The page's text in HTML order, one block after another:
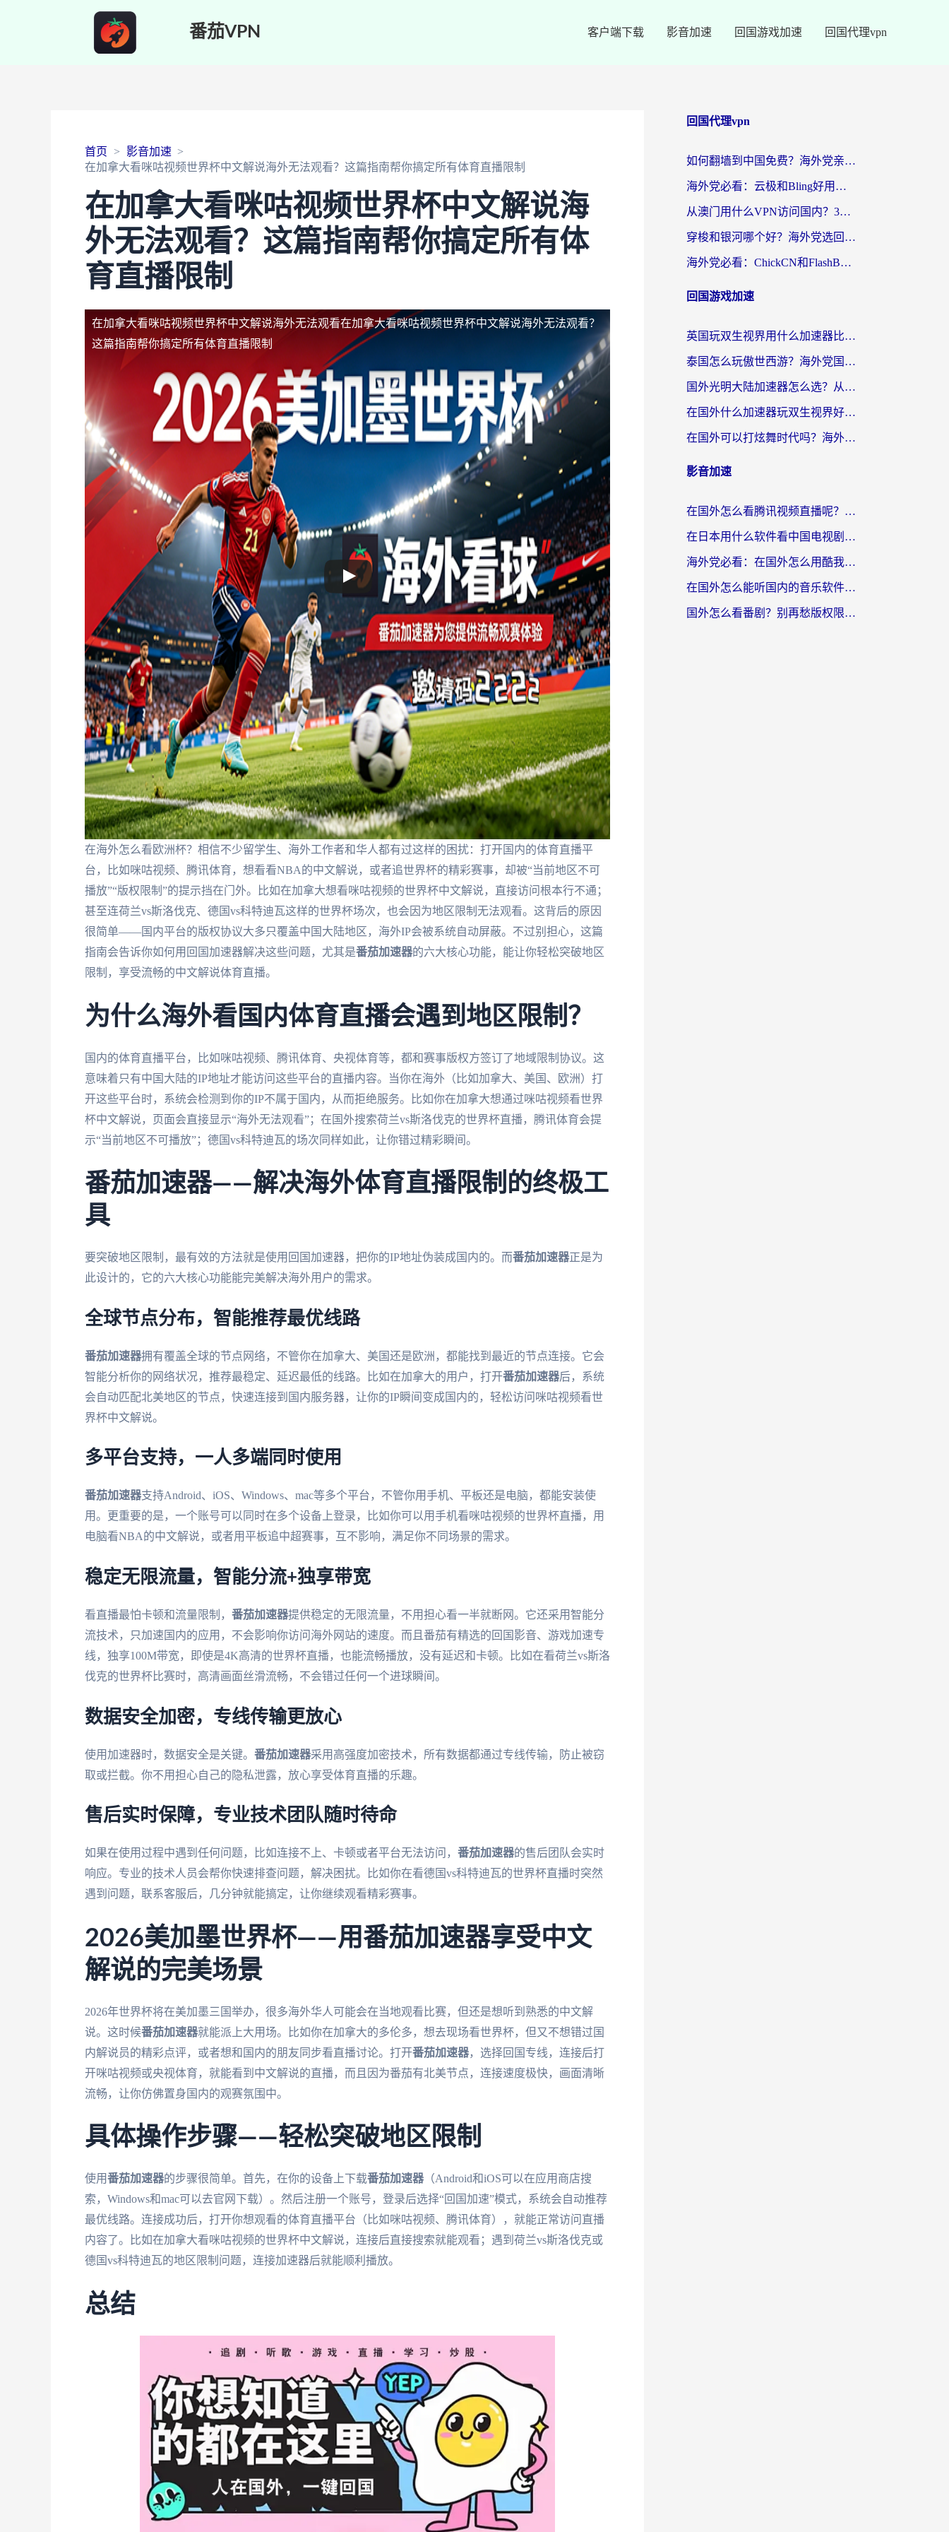
番茄VPN 客户端下载 影音加速 回国游戏加速 回国代理vpn
首页
影音加速
在加拿大看咪咕视频世界杯中文解说海外无法观看？这篇指南帮你搞定所有体育直播限制
在加拿大看咪咕视频世界杯中文解说海
外无法观看？这篇指南帮你搞定所有体
育直播限制
在加拿大看咪咕视频世界杯中文解说海外无法观看在加拿大看咪咕视频世界杯中文解说海外无法观看？
这篇指南帮你搞定所有体育直播限制
在海外怎么看欧洲杯？相信不少留学生、海外工作者和华人都有过这样的困扰：打开国内的体育直播平
台，比如咪咕视频、腾讯体育，想看看NBA的中文解说，或者追世界杯的精彩赛事，却被“当前地区不可
播放”“版权限制”的提示挡在门外。比如在加拿大想看咪咕视频的世界杯中文解说，直接访问根本行不通；
甚至连荷兰vs斯洛伐克、德国vs科特迪瓦这样的世界杯场次，也会因为地区限制无法观看。这背后的原因
很简单——国内平台的版权协议大多只覆盖中国大陆地区，海外IP会被系统自动屏蔽。不过别担心，这篇
指南会告诉你如何用回国加速器解决这些问题，尤其是番茄加速器的六大核心功能，能让你轻松突破地区
限制，享受流畅的中文解说体育直播。
为什么海外看国内体育直播会遇到地区限制？
国内的体育直播平台，比如咪咕视频、腾讯体育、央视体育等，都和赛事版权方签订了地域限制协议。这
意味着只有中国大陆的IP地址才能访问这些平台的直播内容。当你在海外（比如加拿大、美国、欧洲）打
开这些平台时，系统会检测到你的IP不属于国内，从而拒绝服务。比如你在加拿大想通过咪咕视频看世界
杯中文解说，页面会直接显示“海外无法观看”；在国外搜索荷兰vs斯洛伐克的世界杯直播，腾讯体育会提
示“当前地区不可播放”；德国vs科特迪瓦的场次同样如此，让你错过精彩瞬间。
番茄加速器——解决海外体育直播限制的终极工
具
要突破地区限制，最有效的方法就是使用回国加速器，把你的IP地址伪装成国内的。而番茄加速器正是为
此设计的，它的六大核心功能能完美解决海外用户的需求。
全球节点分布，智能推荐最优线路
番茄加速器拥有覆盖全球的节点网络，不管你在加拿大、美国还是欧洲，都能找到最近的节点连接。它会
智能分析你的网络状况，推荐最稳定、延迟最低的线路。比如在加拿大的用户，打开番茄加速器后，系统
会自动匹配北美地区的节点，快速连接到国内服务器，让你的IP瞬间变成国内的，轻松访问咪咕视频看世
界杯中文解说。
多平台支持，一人多端同时使用
番茄加速器支持Android、iOS、Windows、mac等多个平台，不管你用手机、平板还是电脑，都能安装使
用。更重要的是，一个账号可以同时在多个设备上登录，比如你可以用手机看咪咕视频的世界杯直播，用
电脑看NBA的中文解说，或者用平板追中超赛事，互不影响，满足你不同场景的需求。
稳定无限流量，智能分流+独享带宽
看直播最怕卡顿和流量限制， 番茄加速器提供稳定的无限流量，不用担心看一半就断网。它还采用智能分
流技术，只加速国内的应用，不会影响你访问海外网站的速度。而且番茄有精选的回国影音、游戏加速专
线，独享100M带宽，即使是4K高清的世界杯直播，也能流畅播放，没有延迟和卡顿。比如在看荷兰vs斯洛
伐克的世界杯比赛时，高清画面丝滑流畅，不会错过任何一个进球瞬间。
数据安全加密，专线传输更放心
使用加速器时，数据安全是关键。 番茄加速器采用高强度加密技术，所有数据都通过专线传输，防止被窃
取或拦截。你不用担心自己的隐私泄露，放心享受体育直播的乐趣。
售后实时保障，专业技术团队随时待命
如果在使用过程中遇到任何问题，比如连接不上、卡顿或者平台无法访问， 番茄加速器的售后团队会实时
响应。专业的技术人员会帮你快速排查问题，解决困扰。比如你在看德国vs科特迪瓦的世界杯直播时突然
遇到问题，联系客服后，几分钟就能搞定，让你继续观看精彩赛事。
2026美加墨世界杯——用番茄加速器享受中文
解说的完美场景
2026年世界杯将在美加墨三国举办，很多海外华人可能会在当地观看比赛，但还是想听到熟悉的中文解
说。这时候番茄加速器就能派上大用场。比如你在加拿大的多伦多，想去现场看世界杯，但又不想错过国
内解说员的精彩点评，或者想和国内的朋友同步看直播讨论。打开番茄加速器，选择回国专线，连接后打
开咪咕视频或央视体育，就能看到中文解说的直播，而且因为番茄有北美节点，连接速度极快，画面清晰
流畅，让你仿佛置身国内的观赛氛围中。
具体操作步骤——轻松突破地区限制
使用番茄加速器的步骤很简单。首先，在你的设备上下载番茄加速器（Android和iOS可以在应用商店搜
索，Windows和mac可以去官网下载）。然后注册一个账号，登录后选择“回国加速”模式，系统会自动推荐
最优线路。连接成功后，打开你想观看的体育直播平台（比如咪咕视频、腾讯体育），就能正常访问直播
内容了。比如在加拿大看咪咕视频的世界杯中文解说，连接后直接搜索就能观看；遇到荷兰vs斯洛伐克或
德国vs科特迪瓦的地区限制问题，连接加速器后就能顺利播放。
总结
回国代理vpn
如何翻墙到中国免费？海外党亲测：从踩坑到选对加速器的全攻略
海外党必看：云极和Bling好用吗？3分钟教你选对回国加速器
从澳门用什么VPN访问国内？3个实用标准帮你避开坑，无缝刷剧听歌
穿梭和银河哪个好？海外党选回国加速器的避坑指南，附番茄加速器实测体验
海外党必看：ChickCN和FlashBack好用吗？3招教你选对回国加速器（附云极、HomeCN、斧牛vs艾果对比）
回国游戏加速
英国玩双生视界用什么加速器比较好？海外党亲测有效的国服游戏加速方案
泰国怎么玩傲世西游？海外党国服游戏加速终极攻略（附光明大陆量子特攻实测）
国外光明大陆加速器怎么选？从卡顿到丝滑的终极指南（含德国玩走开外星人墨西哥玩俄罗斯方块技巧）
在国外什么加速器玩双生视界好用？海外党亲测不踩坑的终极指南
在国外可以打炫舞时代吗？海外玩家国服游戏加速全攻略（附实测推荐）
影音加速
在国外怎么看腾讯视频直播呢？留学生亲测有效的回国加速指南
在日本用什么软件看中国电视剧呢？留学生亲测有效的回国加速方案
海外党必看：在国外怎么用酷我音乐听音乐？告别“地区不支持”的实用指南
在国外怎么能听国内的音乐软件？别让版权限制断了你的“中文歌单”
国外怎么看番剧？别再愁版权限制！一个工具解决所有回国追剧难题